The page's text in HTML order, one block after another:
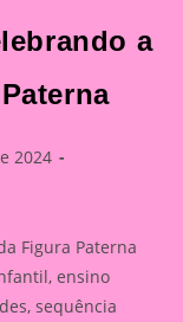
a
2024
Figura Paterna
ensino
sequência